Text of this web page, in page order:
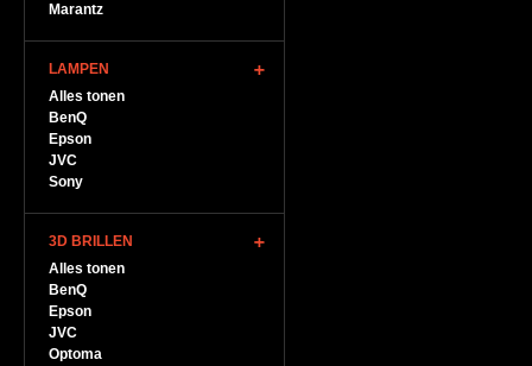
Marantz
LAMPEN
Alles tonen
BenQ
Epson
JVC
Sony
3D BRILLEN
Alles tonen
BenQ
Epson
JVC
Optoma